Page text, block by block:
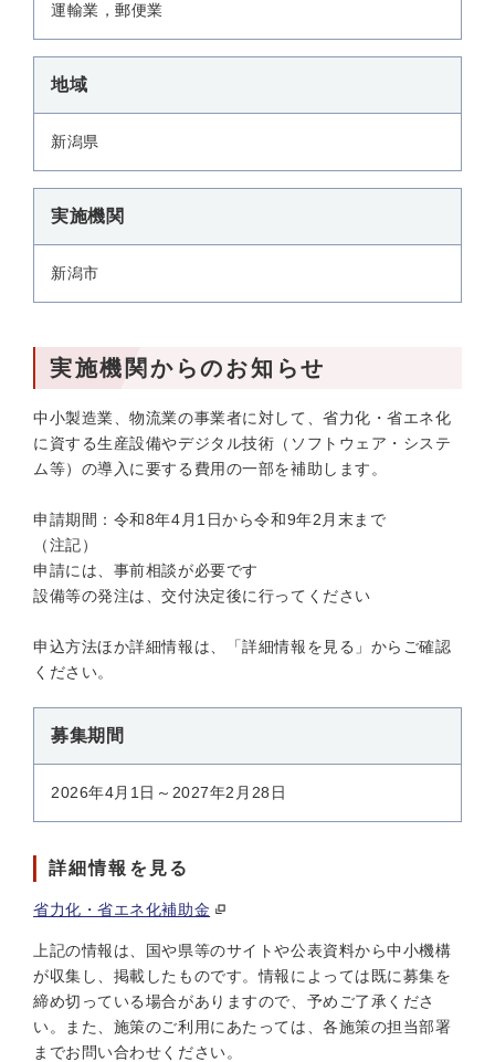
運輸業，郵便業
地域
新潟県
実施機関
新潟市
実施機関からのお知らせ
中小製造業、物流業の事業者に対して、省力化・省エネ化
に資する生産設備やデジタル技術（ソフトウェア・システ
ム等）の導入に要する費用の一部を補助します。
申請期間：令和8年4月1日から令和9年2月末まで
（注記）
申請には、事前相談が必要です
設備等の発注は、交付決定後に行ってください
申込方法ほか詳細情報は、「詳細情報を見る」からご確認
ください。
募集期間
2026年4月1日～2027年2月28日
詳細情報を見る
省力化・省エネ化補助金
上記の情報は、国や県等のサイトや公表資料から中小機構
が収集し、掲載したものです。情報によっては既に募集を
締め切っている場合がありますので、予めご了承くださ
い。また、施策のご利用にあたっては、各施策の担当部署
までお問い合わせください。